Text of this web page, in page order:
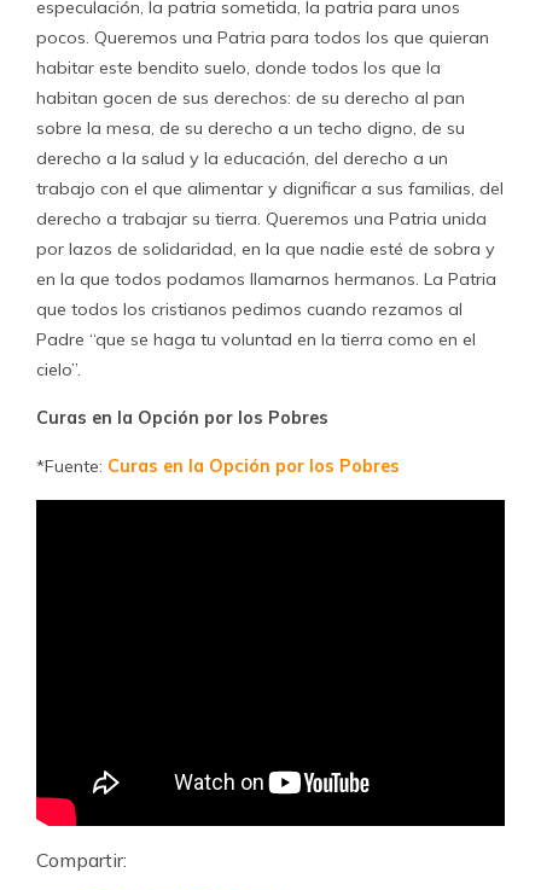
especulación, la patria sometida, la patria para unos
pocos. Queremos una Patria para todos los que quieran
habitar este bendito suelo, donde todos los que la
habitan gocen de sus derechos: de su derecho al pan
sobre la mesa, de su derecho a un techo digno, de su
derecho a la salud y la educación, del derecho a un
trabajo con el que alimentar y dignificar a sus familias, del
derecho a trabajar su tierra. Queremos una Patria unida
por lazos de solidaridad, en la que nadie esté de sobra y
en la que todos podamos llamarnos hermanos. La Patria
que todos los cristianos pedimos cuando rezamos al
Padre “que se haga tu voluntad en la tierra como en el
cielo”.
Curas en la Opción por los Pobres
*Fuente: Curas en la Opción por los Pobres
Compartir: